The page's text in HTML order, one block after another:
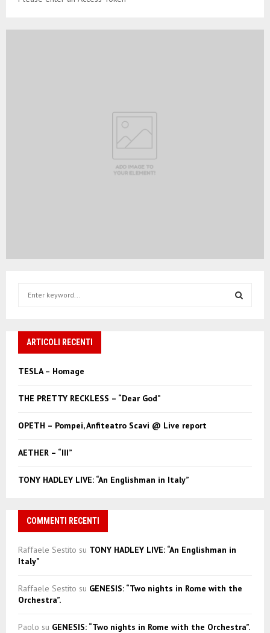
h
o
ARTICOLI RECENTI
TESLA – Homage
THE PRETTY RECKLESS – “Dear God”
OPETH – Pompei, Anfiteatro Scavi @ Live report
AETHER – “III”
TONY HADLEY LIVE: “An Englishman in Italy”
COMMENTI RECENTI
Raffaele Sestito su TONY HADLEY LIVE: “An Englishman in
Italy”
Raffaele Sestito su GENESIS: “Two nights in Rome with the
Orchestra”.
Paolo su GENESIS: “Two nights in Rome with the Orchestra”.